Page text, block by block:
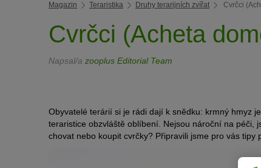
Magazin Teraristika Druhy terarijních zvířat Cvrčci
Cvrčci (Acheta
Napsal/a zooplus Editorial Team
Obyvatelé terárií si je rádi dají k snědku: krmný hmyz
teraristice obzvláště oblíbení. Nejsou nároční na péči,
chovat nebo koupit cvrčky? Připravili jsme pro vás tipy